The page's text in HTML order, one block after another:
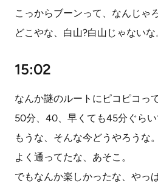
こっからブーンって、なんじゃ
どこやな、白山?白山じゃないな
15:02
なんか謎のルートにピコピコっ
50分、40、早くても45分ぐらい
もうな、そんな今どうやろうな。
よく通ってたな、あそこ。
でもなんか楽しかったな、やっぱ